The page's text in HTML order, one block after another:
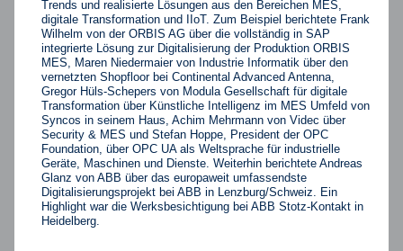
Trends und realisierte Lösungen aus den Bereichen MES,
digitale Transformation und IIoT. Zum Beispiel berichtete Frank
Wilhelm von der ORBIS AG über die vollständig in SAP
integrierte Lösung zur Digitalisierung der Produktion ORBIS
MES, Maren Niedermaier von Industrie Informatik über den
vernetzten Shopfloor bei Continental Advanced Antenna,
Gregor Hüls-Schepers von Modula Gesellschaft für digitale
Transformation über Künstliche Intelligenz im MES Umfeld von
Syncos in seinem Haus, Achim Mehrmann von Videc über
Security & MES und Stefan Hoppe, President der OPC
Foundation, über OPC UA als Weltsprache für industrielle
Geräte, Maschinen und Dienste. Weiterhin berichtete Andreas
Glanz von ABB über das europaweit umfassendste
Digitalisierungsprojekt bei ABB in Lenzburg/Schweiz. Ein
Highlight war die Werksbesichtigung bei ABB Stotz-Kontakt in
Heidelberg.